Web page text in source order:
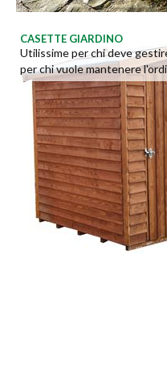
CASETTE GIARDINO
Utilissime per chi deve
per chi vuole mantenere